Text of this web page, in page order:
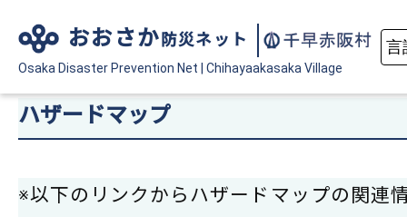
おおさか 防災ネット
Osaka Disaster Prevention Net Chihayaakasaka Village
ハザードマップ
※以下のリンクからハザードマップの関連